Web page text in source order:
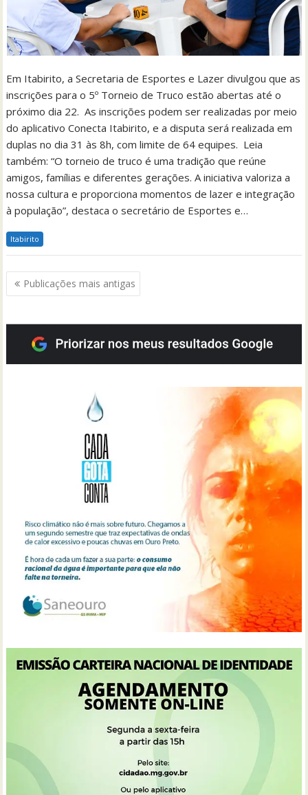
Em Itabirito, a Secretaria de Esportes e Lazer divulgou que as
inscrições para o 5º Torneio de Truco estão abertas até o
próximo dia 22. As inscrições podem ser realizadas por meio
do aplicativo Conecta Itabirito, e a disputa será realizada em
duplas no dia 31 às 8h, com limite de 64 equipes. Leia
também: “O torneio de truco é uma tradição que reúne
amigos, famílias e diferentes gerações. A iniciativa valoriza a
nossa cultura e proporciona momentos de lazer e integração
à população”, destaca o secretário de Esportes e…
Itabirito
Navegação
por
Publicações mais antigas